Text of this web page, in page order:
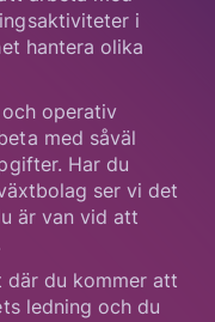
i
hantera olika
operativ
med såväl
Har du
ser vi det
är van vid att
där du kommer att
ledning och du